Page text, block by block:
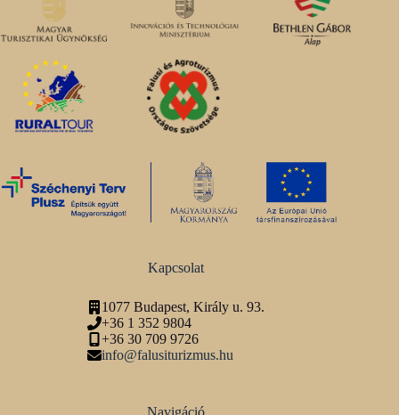
Kapcsolat
1077 Budapest, Király u. 93.
+36 1 352 9804
+36 30 709 9726
info@falusiturizmus.hu
Navigáció